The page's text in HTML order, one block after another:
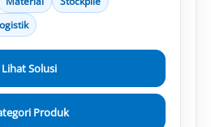
Lihat Solusi
Produk